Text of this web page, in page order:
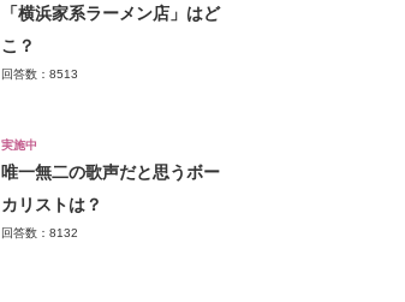
「横浜家系ラーメン店」はど
こ？
回答数：8513
実施中
唯一無二の歌声だと思うボー
カリストは？
回答数：8132